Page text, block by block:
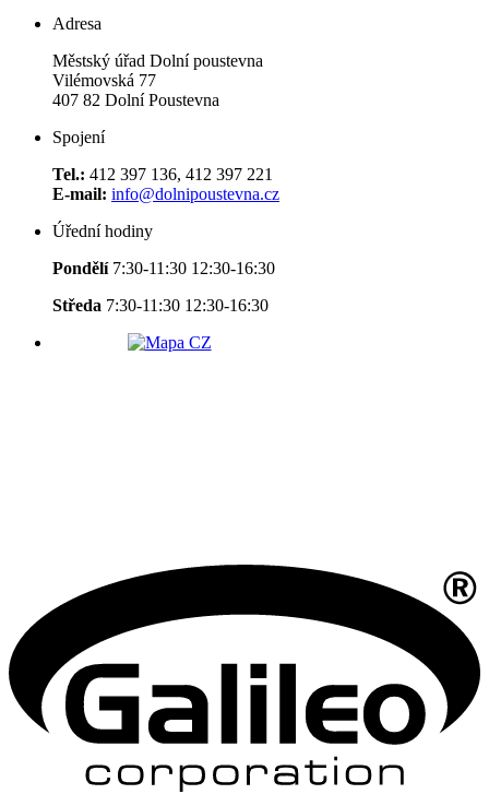
Adresa
Městský úřad Dolní poustevna
Vilémovská 77
407 82 Dolní Poustevna
Spojení
Tel.: 412 397 136, 412 397 221
E-mail: info@dolnipoustevna.cz
Úřední hodiny
Pondělí 7:30-11:30 12:30-16:30
Středa 7:30-11:30 12:30-16:30